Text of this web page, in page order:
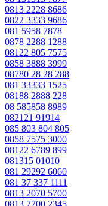
0813 2228 8686
0822 3333 9686
081 5958 7878
0878 2288 1288
08122 805 7575
0858 3888 3999
08780 28 28 288
081 33333 1525
08188 2888 228
08 585858 8989
082121 91914
085 803 804 805
0858 7575 3000
08122 6789 899
081315 01010
081 29292 6060
081 37 337 1111
0813 2070 5700
0813 7700 2345